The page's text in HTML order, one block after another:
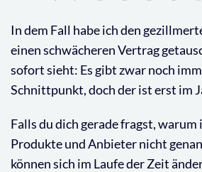
In dem Fall habe ich den
einen schwächeren Vertrag
sofort sieht: Es gibt zwar noch
Schnittpunkt, doch der ist erst im
Falls du dich gerade fragst, warum
Produkte und Anbieter nicht
können sich im Laufe der Zeit